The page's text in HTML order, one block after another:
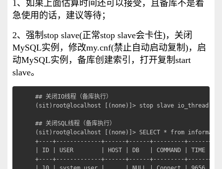
1、如果上面估算时间还可以接受，且备库不是着
急使用的话，建议等待；
2、强制stop slave(正常stop slave会卡住)，关闭
MySQL实例，修改my.cnf(禁止自动启动复制)，启
动MySQL实例，备库创建索引，打开复制start
slave。
## 关闭IO线程（备库执行）
(sit)root@localhost [(none)]> stop slave io_thread;
## 关闭SQL线程（备库执行）
(sit)root@localhost [(none)]> SELECT * from
+----+-------------+------+------+---------+------
| ID | USER        | HOST | DB   | COMMAND | TIME |
+----+-------------+------+------+---------+------